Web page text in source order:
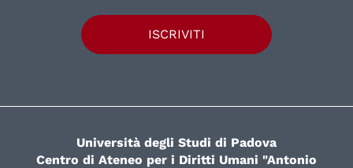
ISCRIVITI
Università degli Studi di Padova
Centro di Ateneo per i Diritti Umani "Antonio